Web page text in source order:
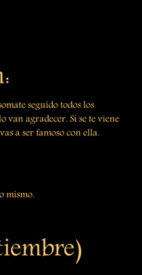
seguido todos los
van agradecer. Si se te viene
a ser famoso con ella.
mismo.